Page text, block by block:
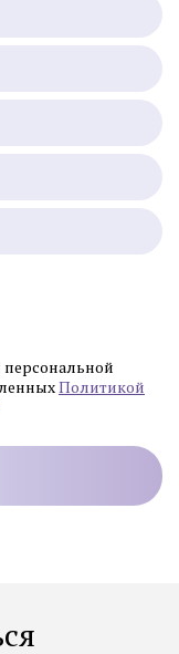
персональной
Политикой